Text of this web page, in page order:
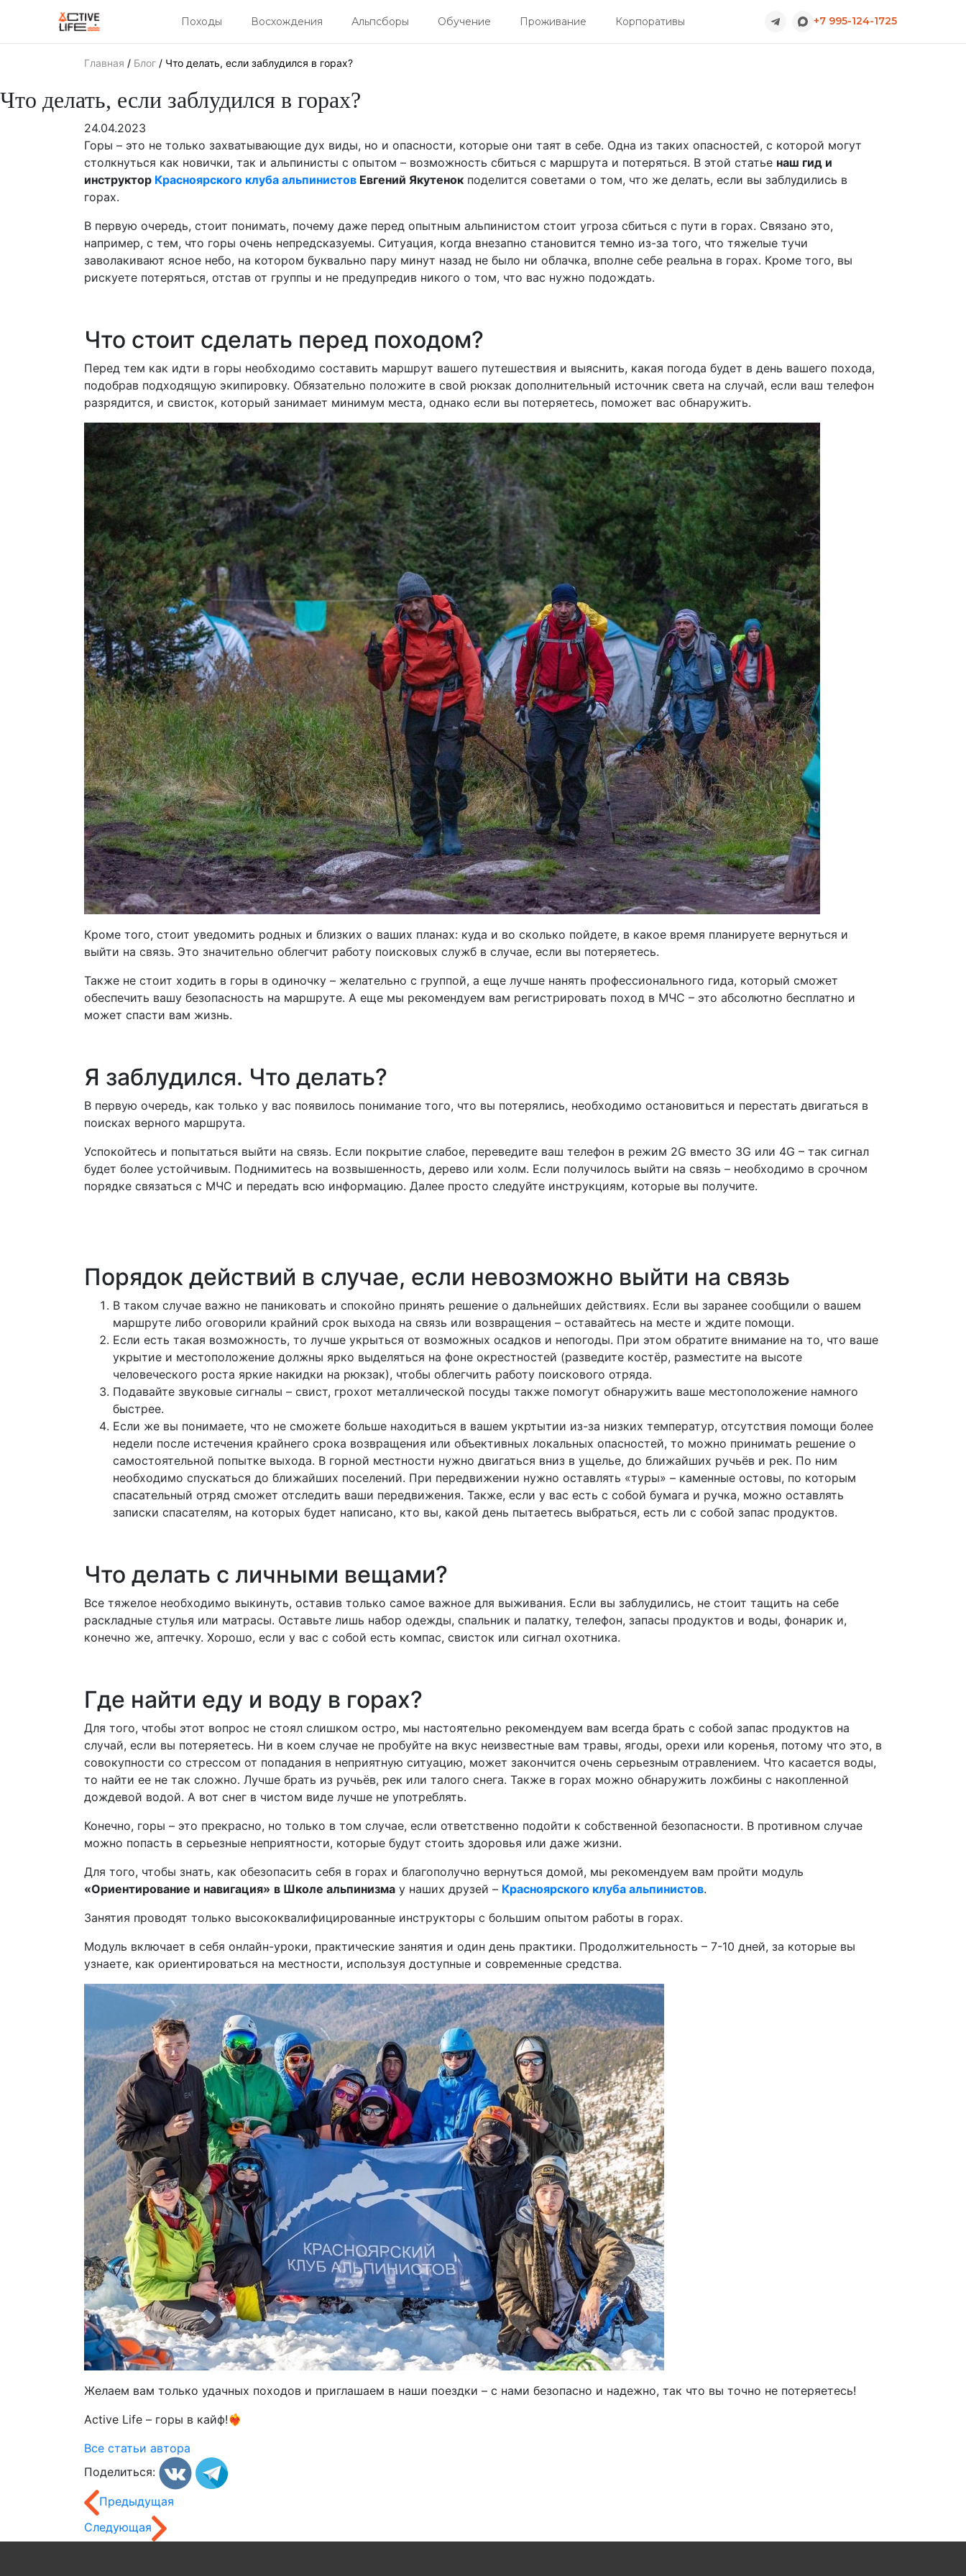
Походы Восхождения Альпсборы Обучение Проживание Корпоративы +7 995-124-1725
Главная / Блог / Что делать, если заблудился в горах?
Что делать, если заблудился в горах?
24.04.2023
Горы – это не только захватывающие дух виды, но и опасности, которые они таят в себе. Одна из таких опасностей, с которой могут
столкнуться как новички, так и альпинисты с опытом – возможность сбиться с маршрута и потеряться. В этой статье наш гид и
инструктор Красноярского клуба альпинистов Евгений Якутенок поделится советами о том, что же делать, если вы заблудились в
горах.
В первую очередь, стоит понимать, почему даже перед опытным альпинистом стоит угроза сбиться с пути в горах. Связано это,
например, с тем, что горы очень непредсказуемы. Ситуация, когда внезапно становится темно из-за того, что тяжелые тучи
заволакивают ясное небо, на котором буквально пару минут назад не было ни облачка, вполне себе реальна в горах. Кроме того, вы
рискуете потеряться, отстав от группы и не предупредив никого о том, что вас нужно подождать.
Что стоит сделать перед походом?
Перед тем как идти в горы необходимо составить маршрут вашего путешествия и выяснить, какая погода будет в день вашего похода,
подобрав подходящую экипировку. Обязательно положите в свой рюкзак дополнительный источник света на случай, если ваш телефон
разрядится, и свисток, который занимает минимум места, однако если вы потеряетесь, поможет вас обнаружить.
Кроме того, стоит уведомить родных и близких о ваших планах: куда и во сколько пойдете, в какое время планируете вернуться и
выйти на связь. Это значительно облегчит работу поисковых служб в случае, если вы потеряетесь.
Также не стоит ходить в горы в одиночку – желательно с группой, а еще лучше нанять профессионального гида, который сможет
обеспечить вашу безопасность на маршруте. А еще мы рекомендуем вам регистрировать поход в МЧС – это абсолютно бесплатно и
может спасти вам жизнь.
Я заблудился. Что делать?
В первую очередь, как только у вас появилось понимание того, что вы потерялись, необходимо остановиться и перестать двигаться в
поисках верного маршрута.
Успокойтесь и попытаться выйти на связь. Если покрытие слабое, переведите ваш телефон в режим 2G вместо 3G или 4G – так сигнал
будет более устойчивым. Поднимитесь на возвышенность, дерево или холм. Если получилось выйти на связь – необходимо в срочном
порядке связаться с МЧС и передать всю информацию. Далее просто следуйте инструкциям, которые вы получите.
Порядок действий в случае, если невозможно выйти на связь
В таком случае важно не паниковать и спокойно принять решение о дальнейших действиях. Если вы заранее сообщили о вашем
маршруте либо оговорили крайний срок выхода на связь или возвращения – оставайтесь на месте и ждите помощи.
Если есть такая возможность, то лучше укрыться от возможных осадков и непогоды. При этом обратите внимание на то, что ваше
укрытие и местоположение должны ярко выделяться на фоне окрестностей (разведите костёр, разместите на высоте
человеческого роста яркие накидки на рюкзак), чтобы облегчить работу поискового отряда.
Подавайте звуковые сигналы – свист, грохот металлической посуды также помогут обнаружить ваше местоположение намного
быстрее.
Если же вы понимаете, что не сможете больше находиться в вашем укртытии из-за низких температур, отсутствия помощи более
недели после истечения крайнего срока возвращения или объективных локальных опасностей, то можно принимать решение о
самостоятельной попытке выхода. В горной местности нужно двигаться вниз в ущелье, до ближайших ручьёв и рек. По ним
необходимо спускаться до ближайших поселений. При передвижении нужно оставлять «туры» – каменные остовы, по которым
спасательный отряд сможет отследить ваши передвижения. Также, если у вас есть с собой бумага и ручка, можно оставлять
записки спасателям, на которых будет написано, кто вы, какой день пытаетесь выбраться, есть ли с собой запас продуктов.
Что делать с личными вещами?
Все тяжелое необходимо выкинуть, оставив только самое важное для выживания. Если вы заблудились, не стоит тащить на себе
раскладные стулья или матрасы. Оставьте лишь набор одежды, спальник и палатку, телефон, запасы продуктов и воды, фонарик и,
конечно же, аптечку. Хорошо, если у вас с собой есть компас, свисток или сигнал охотника.
Где найти еду и воду в горах?
Для того, чтобы этот вопрос не стоял слишком остро, мы настоятельно рекомендуем вам всегда брать с собой запас продуктов на
случай, если вы потеряетесь. Ни в коем случае не пробуйте на вкус неизвестные вам травы, ягоды, орехи или коренья, потому что это, в
совокупности со стрессом от попадания в неприятную ситуацию, может закончится очень серьезным отравлением. Что касается воды,
то найти ее не так сложно. Лучше брать из ручьёв, рек или талого снега. Также в горах можно обнаружить ложбины с накопленной
дождевой водой. А вот снег в чистом виде лучше не употреблять.
Конечно, горы – это прекрасно, но только в том случае, если ответственно подойти к собственной безопасности. В противном случае
можно попасть в серьезные неприятности, которые будут стоить здоровья или даже жизни.
Для того, чтобы знать, как обезопасить себя в горах и благополучно вернуться домой, мы рекомендуем вам пройти модуль
«Ориентирование и навигация» в Школе альпинизма у наших друзей – Красноярского клуба альпинистов.
Занятия проводят только высококвалифицированные инструкторы с большим опытом работы в горах.
Модуль включает в себя онлайн-уроки, практические занятия и один день практики. Продолжительность – 7-10 дней, за которые вы
узнаете, как ориентироваться на местности, используя доступные и современные средства.
Желаем вам только удачных походов и приглашаем в наши поездки – с нами безопасно и надежно, так что вы точно не потеряетесь!
Active Life – горы в кайф!❤️‍🔥
Все статьи автора
Поделиться:
Предыдущая
Следующая